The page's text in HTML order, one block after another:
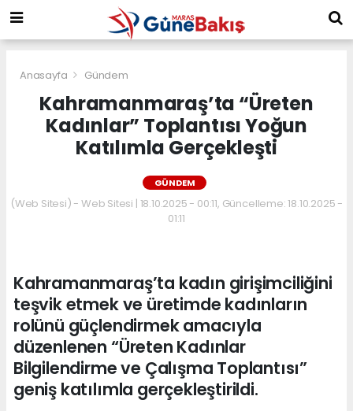
Anasayfa Gündem
Kahramanmaraş’ta “Üreten
Kadınlar” Toplantısı Yoğun
Katılımla Gerçekleşti
GÜNDEM
(Web Sitesi) - Web Sitesi | 18.10.2025 - 00:11, Güncelleme: 18.10.2025 -
01:11
Kahramanmaraş’ta kadın girişimciliğini
teşvik etmek ve üretimde kadınların
rolünü güçlendirmek amacıyla
düzenlenen “Üreten Kadınlar
Bilgilendirme ve Çalışma Toplantısı”
geniş katılımla gerçekleştirildi.